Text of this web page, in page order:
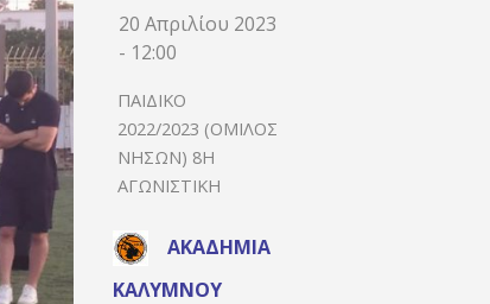
20 Απριλίου 2023
- 12:00
ΠΑΙΔΙΚΌ
2022/2023 (ΌΜΙΛΟΣ
ΝΉΣΩΝ) 8Η
ΑΓΩΝΙΣΤΙΚΉ
ΑΚΑΔΗΜΊΑ
ΚΑΛΎΜΝΟΥ